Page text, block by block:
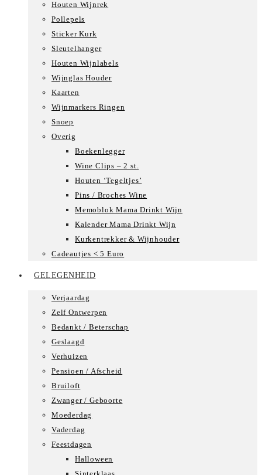
Houten Wijnrek
Pollepels
Sticker Kurk
Sleutelhanger
Houten Wijnlabels
Wijnglas Houder
Kaarten
Wijnmarkers Ringen
Snoep
Overig
Boekenlegger
Wine Clips – 2 st.
Houten ‘Tegeltjes’
Pins / Broches Wine
Memoblok Mama Drinkt Wijn
Kalender Mama Drinkt Wijn
Kurkentrekker & Wijnhouder
Cadeautjes < 5 Euro
GELEGENHEID
Verjaardag
Zelf Ontwerpen
Bedankt / Beterschap
Geslaagd
Verhuizen
Pensioen / Afscheid
Bruiloft
Zwanger / Geboorte
Moederdag
Vaderdag
Feestdagen
Halloween